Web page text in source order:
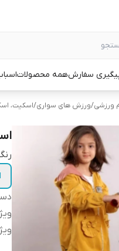
سفارشهمه محصولات
ورزشی/ورزش های سواری/اسکیت،